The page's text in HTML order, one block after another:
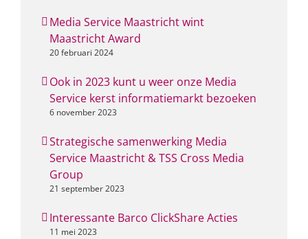
Media Service Maastricht wint
Maastricht Award
20 februari 2024
Ook in 2023 kunt u weer onze Media
Service kerst informatiemarkt bezoeken
6 november 2023
Strategische samenwerking Media
Service Maastricht & TSS Cross Media
Group
21 september 2023
Interessante Barco ClickShare Acties
11 mei 2023